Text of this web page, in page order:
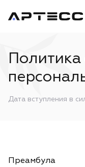
Дата вступления в
Преамбула